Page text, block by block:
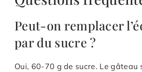
Peut-on remplacer
par du sucre ?
Oui, 60-70 g de sucre. Le gâteau